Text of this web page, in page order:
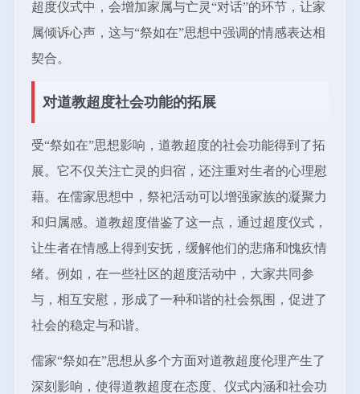
超度仪式中，会增加家属与亡灵“对话”的环节，让家
属倾诉心声，这与“祭如在”思想中强调的情感表达相
契合。
对道教超度社会功能的拓展
受“祭如在”思想影响，道教超度的社会功能得到了拓
展。它不仅关注亡灵的归宿，还注重对生者的心理慰
藉。在儒家思想中，祭祀活动可以增强家族的凝聚力
和归属感。道教超度借鉴了这一点，通过超度仪式，
让生者在情感上得到安抚，缓解他们的悲痛和愧疚情
绪。例如，在一些社区的超度活动中，大家共同参
与，相互安慰，形成了一种和谐的社会氛围，促进了
社会的稳定与和谐。
儒家“祭如在”思想从多个方面对道教超度伦理产生了
深刻影响，使得道教超度在态度、仪式内涵和社会功